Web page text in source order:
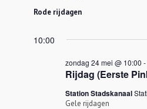
Rode rijdagen
10:00
Rijdag (Eerste
zondag 24 mei @ 10:00 -
Station Stadskanaal
Gele rijdagen